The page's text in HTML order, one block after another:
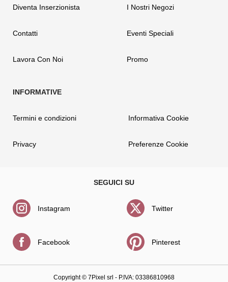
Diventa Inserzionista
Contatti
Lavora Con Noi
I Nostri Negozi
Eventi Speciali
Promo
Termini e condizioni
Privacy
Informativa Cookie
Preferenze Cookie
Instagram
Facebook
Twitter
Pinterest
Copyright © 7Pixel srl - P.IVA: 03386810968